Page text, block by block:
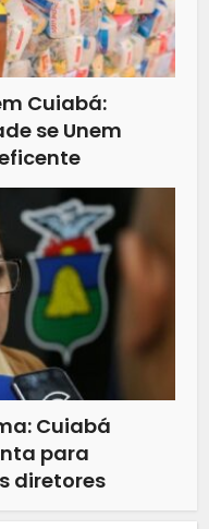
Cuiabá:
se Unem
Cuiabá
para
diretores